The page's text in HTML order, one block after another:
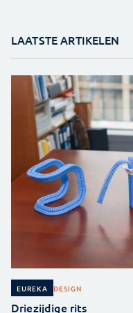
LAATSTE ARTIKELEN
EUREKA DESIGN
Driezijdige rits